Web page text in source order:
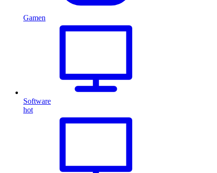
Gamen
Software
hot